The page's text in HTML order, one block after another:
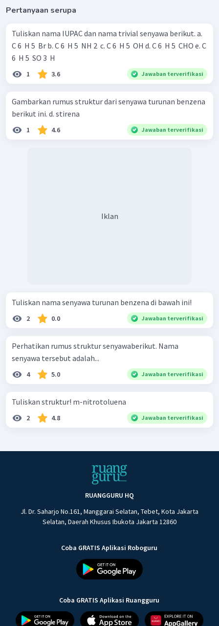
Pertanyaan serupa
Tuliskan nama IUPAC dan nama trivial senyawa berikut. a.
C 6 ​ H 5 ​ Br b. C 6 ​ H 5 ​ NH 2 ​ c. C 6 ​ H 5 ​ OH d. C 6 ​ H 5 ​ CHO e. C
6 ​ H 5 ​ SO 3 ​ H
1 3.6 Jawaban terverifikasi
Gambarkan rumus struktur dari senyawa turunan benzena
berikut ini. d. stirena
1 4.6 Jawaban terverifikasi
Iklan
Tuliskan nama senyawa turunan benzena di bawah ini!
2 0.0 Jawaban terverifikasi
Perhatikan rumus struktur senyawaberikut. Nama
senyawa tersebut adalah...
4 5.0 Jawaban terverifikasi
Tuliskan struktur! m-nitrotoluena
2 4.8 Jawaban terverifikasi
RUANGGURU HQ
Jl. Dr. Saharjo No.161, Manggarai Selatan, Tebet, Kota Jakarta
Selatan, Daerah Khusus Ibukota Jakarta 12860
Coba GRATIS Aplikasi Roboguru
Coba GRATIS Aplikasi Ruangguru